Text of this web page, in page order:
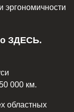
эргономичности
ЗДЕСЬ.
000 км.
областных